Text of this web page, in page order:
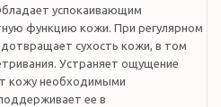
успокаивающим
функцию кожи. При регулярном
сухость кожи, в том
Устраняет ощущение
кожу необходимыми
ee в